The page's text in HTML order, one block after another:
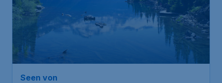
Seen von